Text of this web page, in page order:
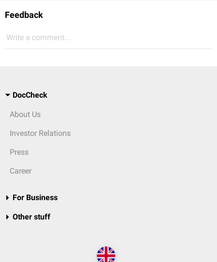
Feedback
Write a comment...
DocCheck
About Us
Investor Relations
Press
Career
For Business
Other stuff